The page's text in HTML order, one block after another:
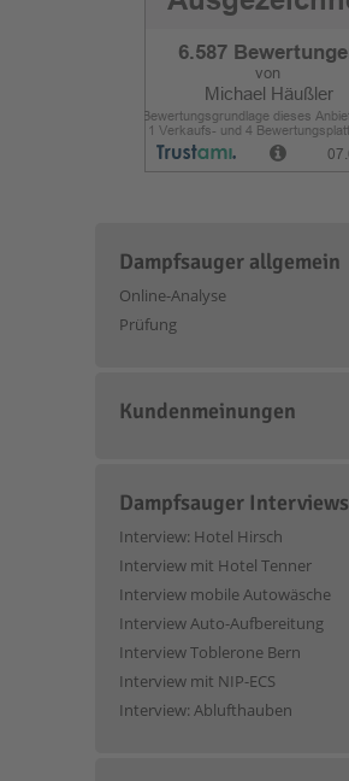
Dampfsauger allgemein
Online-Analyse
Prüfung
Kundenmeinungen
Dampfsauger Interviews
Interview: Hotel Hirsch
Interview mit Hotel Tenner
Interview mobile Autowäsche
Interview Auto-Aufbereitung
Interview Toblerone Bern
Interview mit NIP-ECS
Interview: Ablufthauben